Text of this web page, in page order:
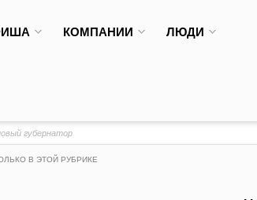
КОМПАНИИ ЛЮДИ
В ЭТОЙ РУБРИКЕ